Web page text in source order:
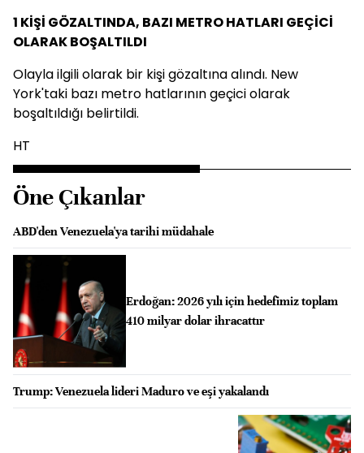
1 KİŞİ GÖZALTINDA, BAZI METRO HATLARI GEÇİCİ
OLARAK BOŞALTILDI
Olayla ilgili olarak bir kişi gözaltına alındı. New
York'taki bazı metro hatlarının geçici olarak
boşaltıldığı belirtildi.
HT
Öne Çıkanlar
ABD'den Venezuela'ya tarihi müdahale
Erdoğan: 2026 yılı için hedefimiz toplam
410 milyar dolar ihracattır
Trump: Venezuela lideri Maduro ve eşi yakalandı